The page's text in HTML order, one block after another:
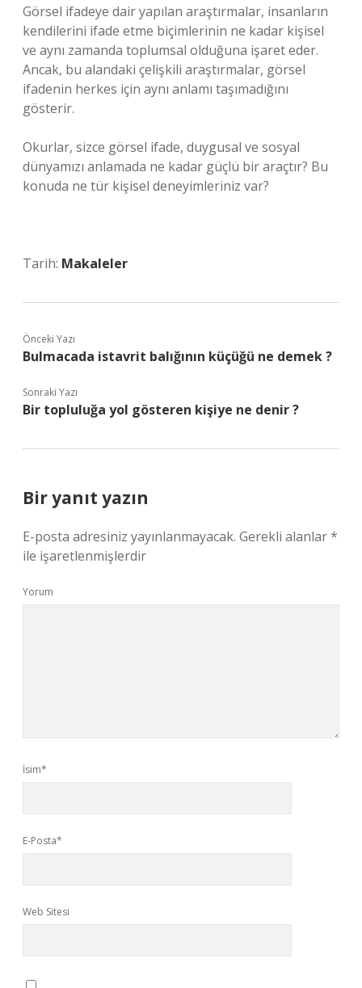
Görsel ifadeye dair yapılan araştırmalar, insanların
kendilerini ifade etme biçimlerinin ne kadar kişisel
ve aynı zamanda toplumsal olduğuna işaret eder.
Ancak, bu alandaki çelişkili araştırmalar, görsel
ifadenin herkes için aynı anlamı taşımadığını
gösterir.
Okurlar, sizce görsel ifade, duygusal ve sosyal
dünyamızı anlamada ne kadar güçlü bir araçtır? Bu
konuda ne tür kişisel deneyimleriniz var?
Tarih: Makaleler
Önceki Yazı
Bulmacada istavrit balığının küçüğü ne demek ?
Sonraki Yazı
Bir topluluğa yol gösteren kişiye ne denir ?
Bir yanıt yazın
E-posta adresiniz yayınlanmayacak. Gerekli alanlar*
ile işaretlenmişlerdir
Yorum
İsim*
E-Posta*
Web Sitesi